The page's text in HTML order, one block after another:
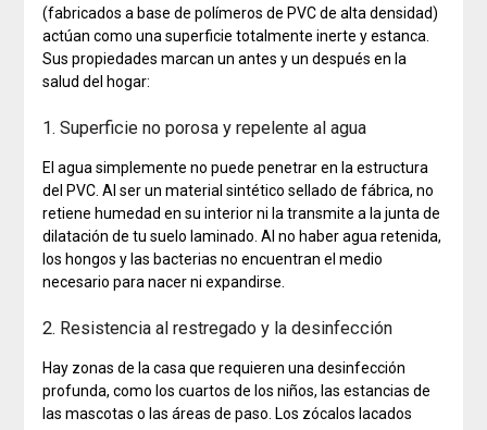
(fabricados a base de polímeros de PVC de alta densidad)
actúan como una superficie totalmente inerte y estanca.
Sus propiedades marcan un antes y un después en la
salud del hogar:
1. Superficie no porosa y repelente al agua
El agua simplemente no puede penetrar en la estructura
del PVC. Al ser un material sintético sellado de fábrica, no
retiene humedad en su interior ni la transmite a la junta de
dilatación de tu suelo laminado. Al no haber agua retenida,
los hongos y las bacterias no encuentran el medio
necesario para nacer ni expandirse.
2. Resistencia al restregado y la desinfección
Hay zonas de la casa que requieren una desinfección
profunda, como los cuartos de los niños, las estancias de
las mascotas o las áreas de paso. Los zócalos lacados